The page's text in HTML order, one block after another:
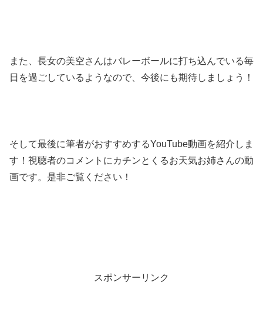
また、長女の美空さんはバレーボールに打ち込んでいる毎
日を過ごしているようなので、今後にも期待しましょう！
そして最後に筆者がおすすめするYouTube動画を紹介しま
す！視聴者のコメントにカチンとくるお天気お姉さんの動
画です。是非ご覧ください！
スポンサーリンク